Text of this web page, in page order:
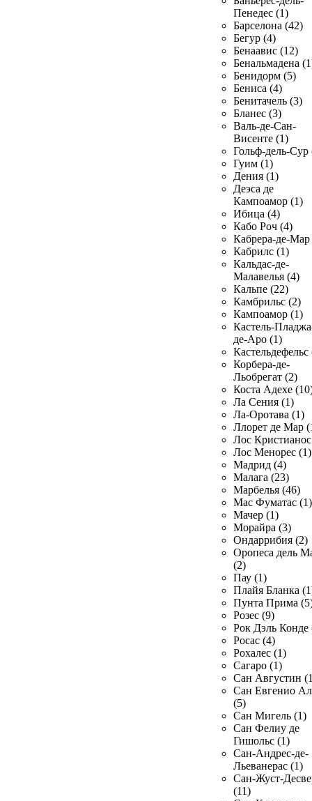
Пенедес (1)
Барселона (42)
Бегур (4)
Бенаавис (12)
Бенальмадена
Бенидорм (5)
Бениса (4)
Бенитачель (3)
Бланес (3)
Валь-де-Сан-
Висенте (1)
Гольф-дель-Сур
Гуим (1)
Дения (1)
Деэса де
Кампоамор (1)
Ибица (4)
Кабо Роч (4)
Кабрера-де-Мар
Кабрилс (1)
Кальдас-де-
Малавелья (4)
Кальпе (22)
Камбрильс (2)
Кампоамор (1)
Кастель-
де-Аро (1)
Кастельдефельс
Корбера-де-
Льобрегат (2)
Коста Адехе
Ла Сения (1)
Ла-Оротава (1)
Ллорет де Мар
Лос
Лос Менорес (1)
Мадрид (4)
Малага (23)
Марбелья (46)
Мас Фуматас (1)
Мачер (1)
Морайра (3)
Ондаррибия (2)
Оропеса дель
(2)
Пау (1)
Плайя Бланка
Пунта Прима
Розес (9)
Рок Дэль Конде
Росас (4)
Рохалес (1)
Сагаро (1)
Сан Августин
Сан Евгенио
(5)
Сан Мигель (1)
Сан Фелиу де
Гишольс (1)
Сан-Андрес-де-
Льеванерас (1)
Сан-Жуст-
(11)